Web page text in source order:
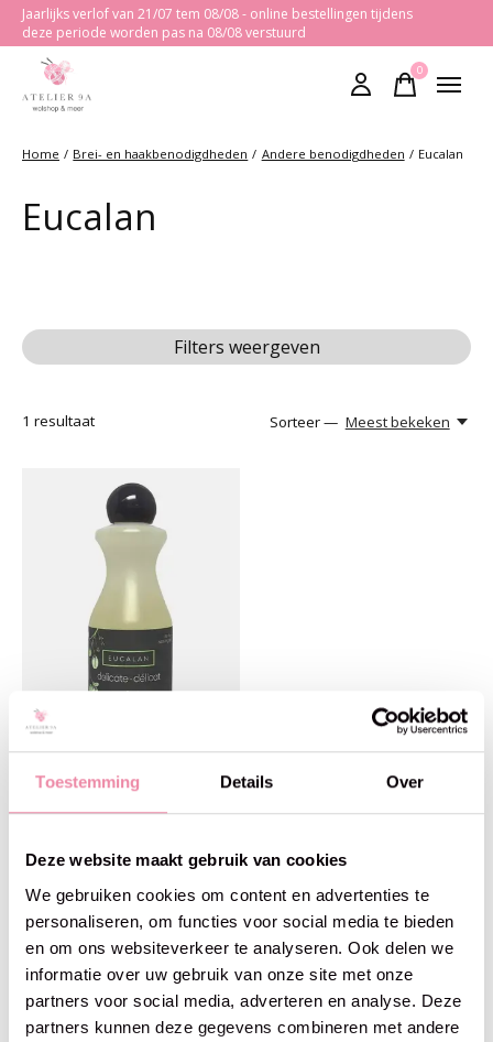
Toestemming Details Over
Deze website maakt gebruik van cookies
We gebruiken cookies om content en advertenties te
personaliseren, om functies voor social media te bieden
en om ons websiteverkeer te analyseren. Ook delen we
informatie over uw gebruik van onze site met onze
partners voor social media, adverteren en analyse. Deze
partners kunnen deze gegevens combineren met andere
Jaarlijks verlof van 21/07 tem 08/08 - online bestellingen tijdens
deze periode worden pas na 08/08 verstuurd
0items
Home / Brei- en haakbenodigdheden / Andere benodigdheden / Eucalan
Eucalan
Filters weergeven
1 resultaat Sorteer — Meest bekeken
Eucalan
100ml
Blijf op de hoogte